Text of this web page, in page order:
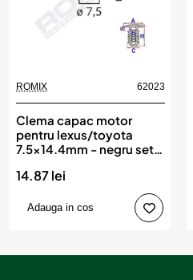
ROMIX 62023
Clema capac motor
pentru lexus/toyota
7.5x14.4mm - negru set
14.87 lei
Adauga in cos